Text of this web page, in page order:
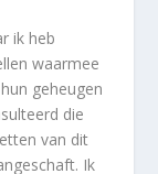
ik heb
waarmee
geheugen
die
van dit
Ik